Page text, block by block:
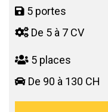
5 portes
De 5 à 7 CV
5 places
De 90 à 130 CH